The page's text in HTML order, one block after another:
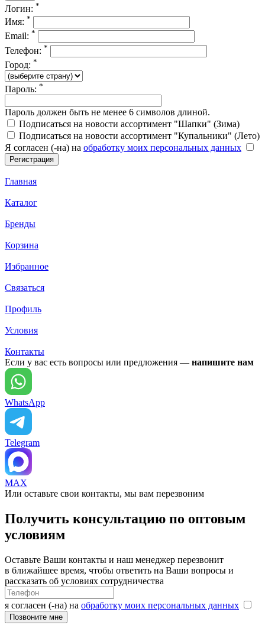
Логин: *
Имя: *
Email: *
Телефон: *
Город: *
Пароль: *
Пароль должен быть не менее 6 символов длиной.
Подписаться на новости ассортимент "Шапки" (Зима)
Подписаться на новости ассортимент "Купальники" (Лето)
Я согласен (-на) на обработку моих персональных данных
Главная
Каталог
Бренды
Корзина
Избранное
Связаться
Профиль
Условия
Контакты
Если у вас есть вопросы или предложения — напишите нам
WhatsApp
Telegram
MAX
Или оставьте свои контакты, мы вам перезвоним
Получить консультацию по оптовым
условиям
Оставьте Ваши контакты и наш менеджер перезвонит
в ближайшее время, чтобы ответить на Ваши вопросы и
рассказать об условиях сотрудничества
я согласен (-на) на обработку моих персональных данных